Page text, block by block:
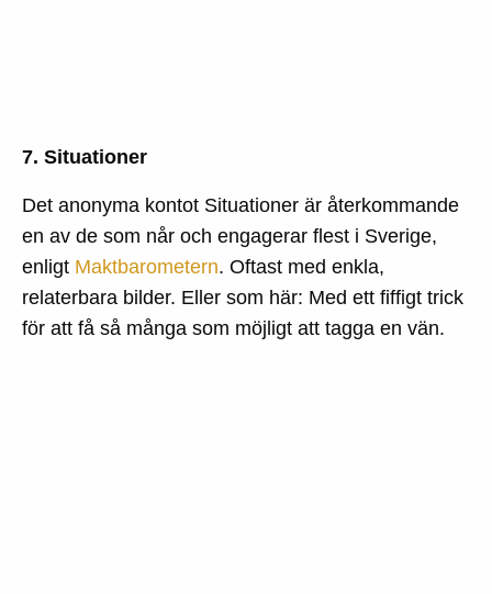
7. Situationer
Det anonyma kontot Situationer är återkommande
en av de som når och engagerar flest i Sverige,
enligt Maktbarometern. Oftast med enkla,
relaterbara bilder. Eller som här: Med ett fiffigt trick
för att få så många som möjligt att tagga en vän.